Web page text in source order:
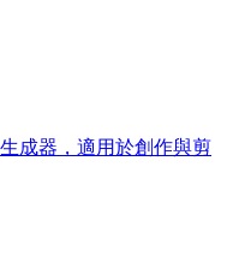
成器，適用於創作與剪